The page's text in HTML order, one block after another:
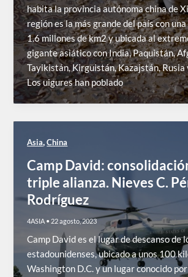
habita la provincia autónoma china de
región es la más grande del país con
1.6 millones de km2 y ubicada al
gigante asiático con India, Paquistán,
Tayikistán, Kirguistán, Kazajstán, Rusia
Los uigures han poblado
Asia,China
Camp David:
triple alianza. Nieves C.
Rodríguez
4ASIA • 22 agosto, 2023
Camp David es el lugar de descanso de
estadounidenses, ubicado a unos 100
Washington D.C. y un lugar conocido